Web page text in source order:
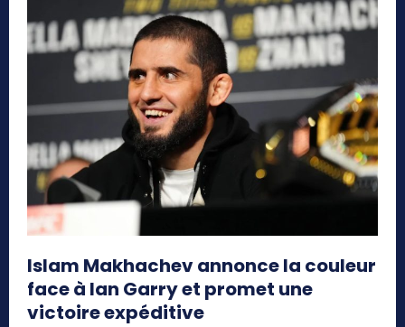
Islam Makhachev annonce la couleur
face à Ian Garry et promet une
victoire expéditive